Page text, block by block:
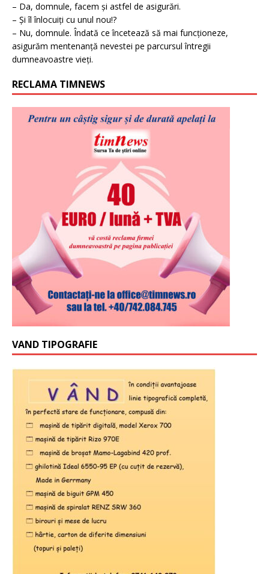
– Da, domnule, facem și astfel de asigurări.
– Și îl înlocuiți cu unul nou!?
– Nu, domnule. Îndată ce încetează să mai funcționeze,
asigurăm mentenanță nevestei pe parcursul întregii
dumneavoastre vieți.
RECLAMA TIMNEWS
VAND TIPOGRAFIE